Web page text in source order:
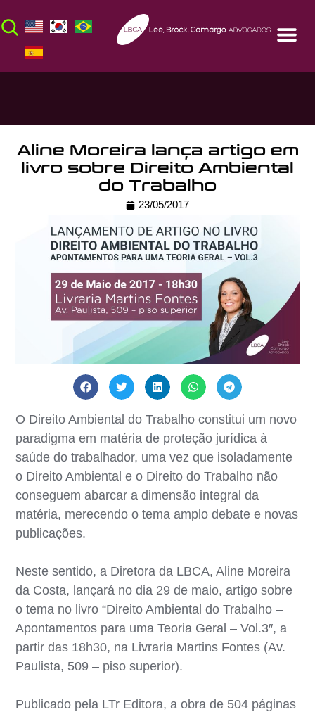
Aline Moreira lança artigo em
livro sobre Direito Ambiental
do Trabalho
23/05/2017
O Direito Ambiental do Trabalho constitui um novo
paradigma em matéria de proteção jurídica à
saúde do trabalhador, uma vez que isoladamente
o Direito Ambiental e o Direito do Trabalho não
conseguem abarcar a dimensão integral da
matéria, merecendo o tema amplo debate e novas
publicações.
Neste sentido, a Diretora da LBCA, Aline Moreira
da Costa, lançará no dia 29 de maio, artigo sobre
o tema no livro “Direito Ambiental do Trabalho –
Apontamentos para uma Teoria Geral – Vol.3″, a
partir das 18h30, na Livraria Martins Fontes (Av.
Paulista, 509 – piso superior).
Publicado pela LTr Editora, a obra de 504 páginas